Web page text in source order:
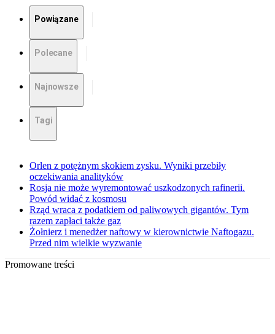
Powiązane
Polecane
Najnowsze
Tagi
Orlen z potężnym skokiem zysku. Wyniki przebiły
oczekiwania analityków
Rosja nie może wyremontować uszkodzonych rafinerii.
Powód widać z kosmosu
Rząd wraca z podatkiem od paliwowych gigantów. Tym
razem zapłaci także gaz
Żołnierz i menedżer naftowy w kierownictwie Naftogazu.
Przed nim wielkie wyzwanie
Promowane treści